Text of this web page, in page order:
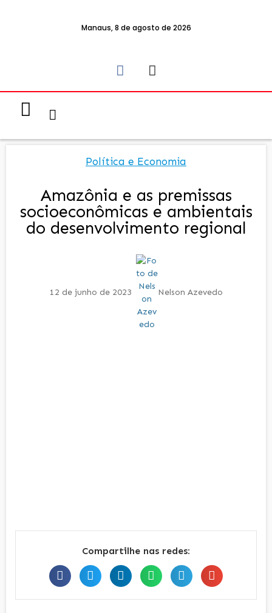
Manaus, 8 de agosto de 2026
Política e Economia
Amazônia e as premissas
socioeconômicas e ambientais
do desenvolvimento regional
12 de junho de 2023 Nelson Azevedo
Compartilhe nas redes: